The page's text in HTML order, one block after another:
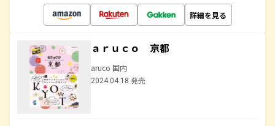
詳細を見る
ａｒｕｃｏ 京都
aruco 国内
2024.04.18 発売